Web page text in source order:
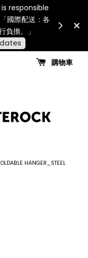
日、天災或其
，敬請見諒
for all
國
購物車
HANGER_STEEL